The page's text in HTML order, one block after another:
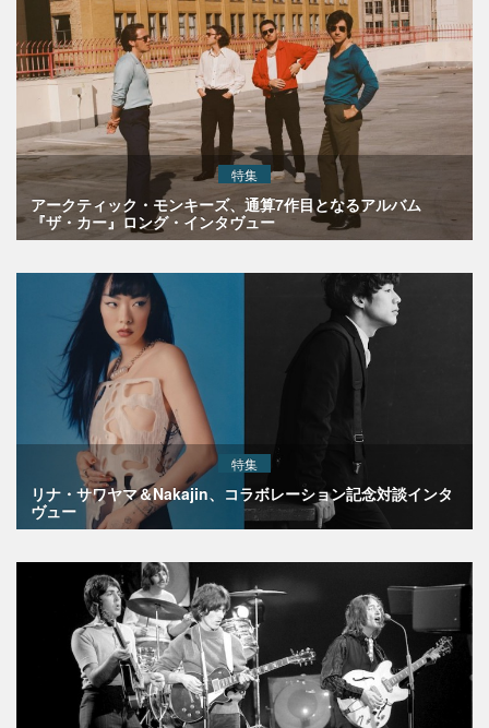
特集
アークティック・モンキーズ、通算7作目となるアルバム
『ザ・カー』ロング・インタヴュー
特集
リナ・サワヤマ＆Nakajin、コラボレーション記念対談インタ
ヴュー